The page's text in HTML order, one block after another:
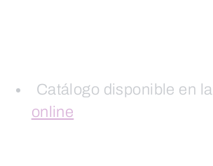
Catálogo disponible en la
online